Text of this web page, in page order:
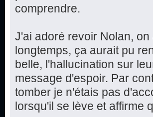
comprendre.
J'ai adoré revoir Nolan,
longtemps, ça aurait pu
belle, l'hallucination sur
message d'espoir. Par
tomber je n'étais pas
lorsqu'il se lève et affirme